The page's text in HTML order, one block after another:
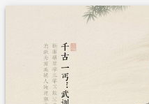
2.1.早年贫苦，立下志向
2.2.行乞攒资，初心不改
2.3.义学落成，感动天下
2.4.含笑离世，身后浮沉